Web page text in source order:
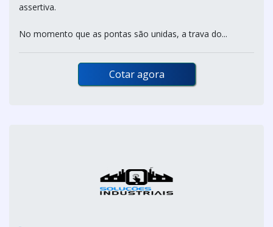
assertiva.
No momento que as pontas são unidas, a trava do...
Cotar agora